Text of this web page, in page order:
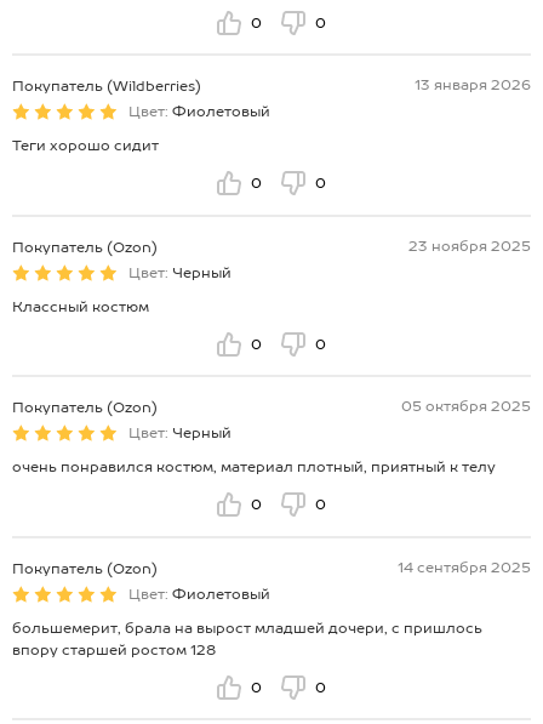
0 0
Покупатель (Wildberries)
13 января 2026
Цвет: Фиолетовый
Теги хорошо сидит
0 0
Покупатель (Ozon)
23 ноября 2025
Цвет: Черный
Классный костюм
0 0
Покупатель (Ozon)
05 октября 2025
Цвет: Черный
очень понравился костюм, материал плотный, приятный к телу
0 0
Покупатель (Ozon)
14 сентября 2025
Цвет: Фиолетовый
большемерит, брала на вырост младшей дочери, с пришлось
впору старшей ростом 128
0 0